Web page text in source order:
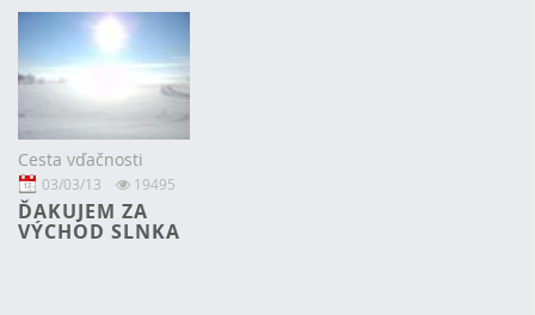
Cesta vďačnosti
03/03/13 19495
ĎAKUJEM ZA
VÝCHOD SLNKA